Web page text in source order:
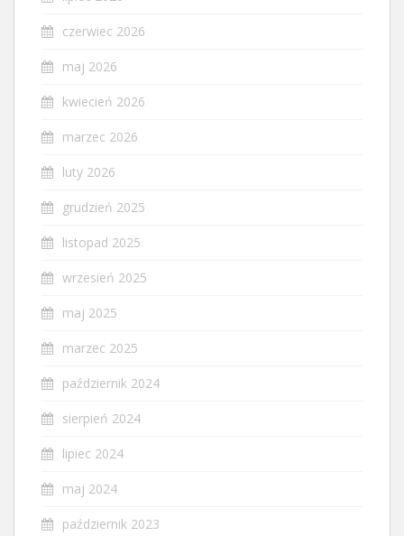
czerwiec 2026
maj 2026
kwiecień 2026
marzec 2026
luty 2026
grudzień 2025
listopad 2025
wrzesień 2025
maj 2025
marzec 2025
październik 2024
sierpień 2024
lipiec 2024
maj 2024
październik 2023